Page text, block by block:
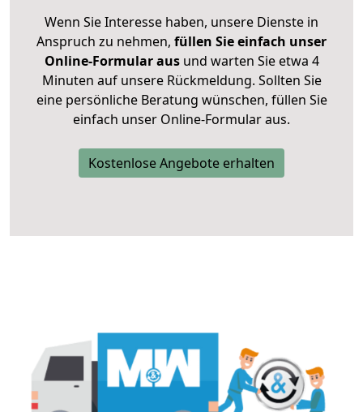
Wenn Sie Interesse haben, unsere Dienste in
Anspruch zu nehmen, füllen Sie einfach unser
Online-Formular ausund warten Sie etwa 4
Minuten auf unsere Rückmeldung. Sollten Sie
eine persönliche Beratung wünschen, füllen Sie
einfach unser Online-Formular aus.
Kostenlose Angebote erhalten